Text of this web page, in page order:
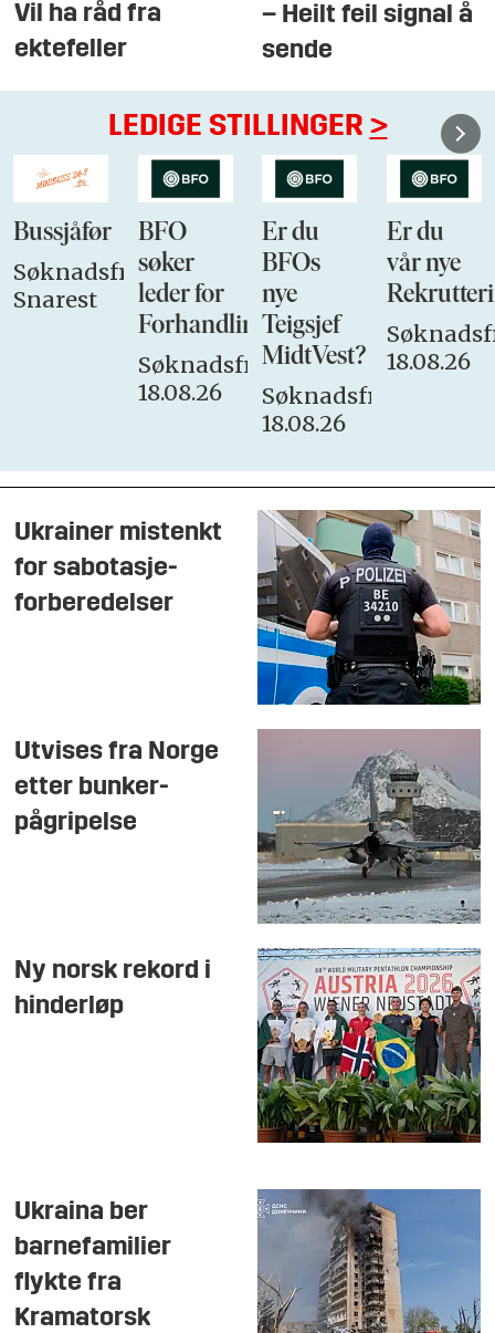
Vil ha råd fra
ektefeller
– Heilt feil signal å
sende
LEDIGE STILLINGER >
Bussjåfør
Søknadsfrist:
Snarest
BFO
søker
leder for
Forhandlingsutvalget
Søknadsfrist:
18.08.26
Er du
BFOs
nye
Teigsjef
MidtVest?
Søknadsfrist:
18.08.26
Er du
vår nye
18.08.26
Ukrainer mistenkt
for sabotasje-
forberedelser
Utvises fra Norge
etter bunker-
pågripelse
Ny norsk rekord i
hinderløp
Ukraina ber
barnefamilier
flykte fra
Kramatorsk